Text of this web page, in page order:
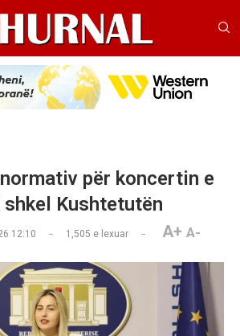
për koncertin e
shkel Kushtetutën
12:10 1,505 e lexuar A+ A-